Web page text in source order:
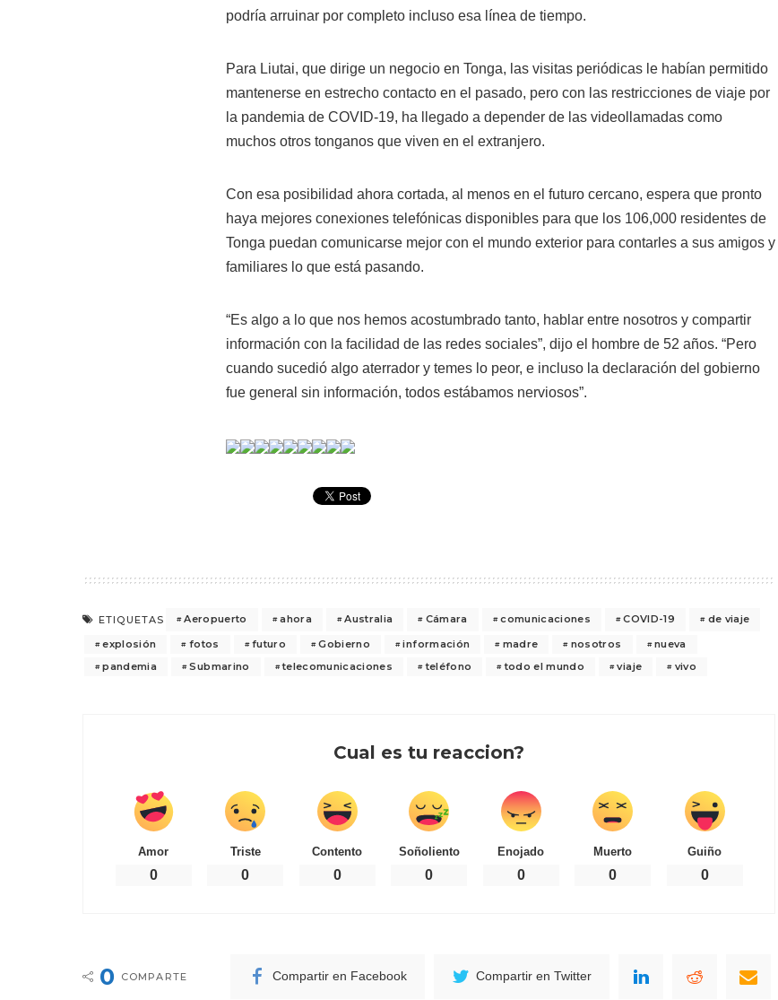
podría arruinar por completo incluso esa línea de tiempo.
Para Liutai, que dirige un negocio en Tonga, las visitas periódicas le habían permitido
mantenerse en estrecho contacto en el pasado, pero con las restricciones de viaje por
la pandemia de COVID-19, ha llegado a depender de las videollamadas como
muchos otros tonganos que viven en el extranjero.
Con esa posibilidad ahora cortada, al menos en el futuro cercano, espera que pronto
haya mejores conexiones telefónicas disponibles para que los 106,000 residentes de
Tonga puedan comunicarse mejor con el mundo exterior para contarles a sus amigos y
familiares lo que está pasando.
“Es algo a lo que nos hemos acostumbrado tanto, hablar entre nosotros y compartir
información con la facilidad de las redes sociales”, dijo el hombre de 52 años. “Pero
cuando sucedió algo aterrador y temes lo peor, e incluso la declaración del gobierno
fue general sin información, todos estábamos nerviosos”.
ETIQUETAS Aeropuerto ahora Australia Cámara comunicaciones COVID-19
de viaje
explosión
fotos futuro Gobierno información madre nosotros
nueva
pandemia
Submarino telecomunicaciones teléfono todo el mundo viaje vivo
Cual es tu reaccion?
Amor
0
Triste
0
Contento
0
Soñoliento
0
Enojado
0
Muerto
0
Guiño
0
0 COMPARTE Compartir en Facebook Compartir en Twitter